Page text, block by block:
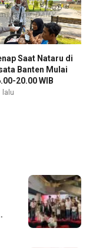
Saat Nataru di
Banten Mulai
20.00 WIB
lalu